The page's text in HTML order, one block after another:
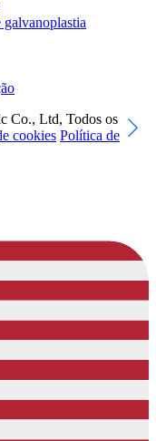
galvanoplastia
Co., Ltd, Todos os
cookies Política de